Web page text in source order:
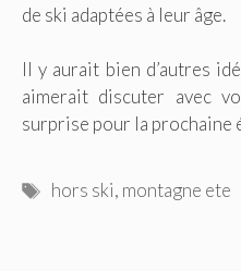
de ski adaptées à leur âge.
Il y aurait bien d’autres
aimerait discuter avec
surprise pour la prochaine
Étiquettes
hors ski, montagne ete